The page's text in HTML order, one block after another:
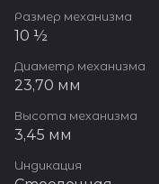
Размер механизма
10 ½
Диаметр механизма
23,70 мм
Высота механизма
3,45 мм
Индикация